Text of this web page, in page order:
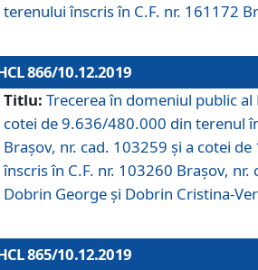
terenului înscris în C.F. nr. 161172
866/10.12.2019
Titlu: Trecerea în domeniul public
cotei de 9.636/480.000 din terenul
Brașov, nr. cad. 103259 și a cotei
înscris în C.F. nr. 103260 Brașov, nr.
Dobrin George și Dobrin Cristina-
865/10.12.2019